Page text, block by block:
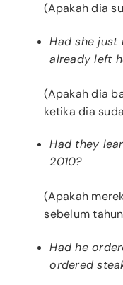
(Apakah dia
Had she just
already left
(Apakah dia
ketika dia
Had they
2010?
(Apakah
sebelum
Had he
ordered